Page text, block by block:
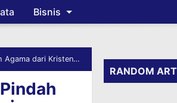
Bisnis
ke Agama Lainnya
RANDOM